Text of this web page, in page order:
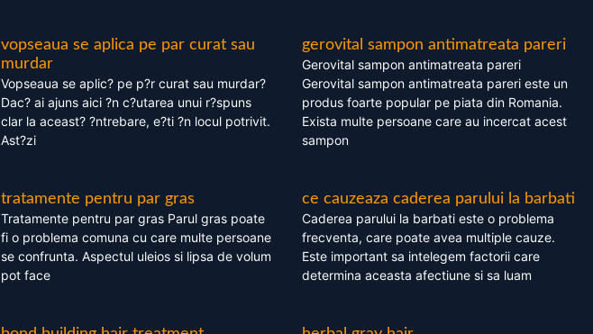
vopseaua se aplica pe par curat sau
murdar
Vopseaua se aplic? pe p?r curat sau murdar?
Dac? ai ajuns aici ?n c?utarea unui r?spuns
clar la aceast? ?ntrebare, e?ti ?n locul potrivit.
Ast?zi
gerovital sampon antimatreata pareri
Gerovital sampon antimatreata pareri
Gerovital sampon antimatreata pareri este un
produs foarte popular pe piata din Romania.
Exista multe persoane care au incercat acest
sampon
tratamente pentru par gras
Tratamente pentru par gras Parul gras poate
fi o problema comuna cu care multe persoane
se confrunta. Aspectul uleios si lipsa de volum
pot face
ce cauzeaza caderea parului la barbati
Caderea parului la barbati este o problema
frecventa, care poate avea multiple cauze.
Este important sa intelegem factorii care
determina aceasta afectiune si sa luam